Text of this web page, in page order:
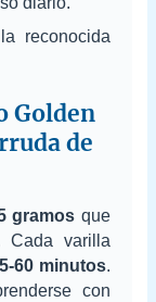
reconocida
Golden
de
gramos que
Cada varilla
60 minutos.
con